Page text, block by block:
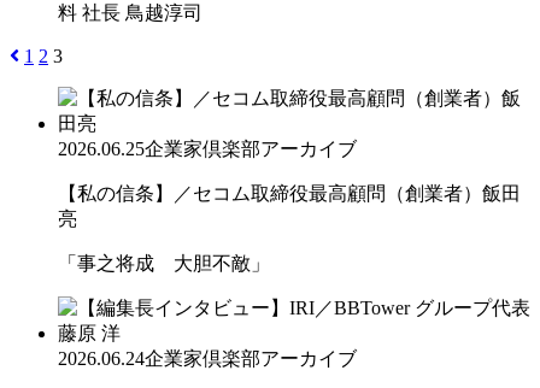
料 社長 鳥越淳司
1 2 3
2026.06.25企業家倶楽部アーカイブ
【私の信条】／セコム取締役最高顧問（創業者）飯田
亮
「事之将成 大胆不敵」
2026.06.24企業家倶楽部アーカイブ